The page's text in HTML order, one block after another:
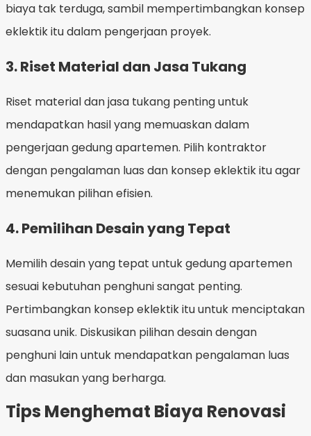
biaya tak terduga, sambil mempertimbangkan konsep
eklektik itu dalam pengerjaan proyek.
3. Riset Material dan Jasa Tukang
Riset material dan jasa tukang penting untuk
mendapatkan hasil yang memuaskan dalam
pengerjaan gedung apartemen. Pilih kontraktor
dengan pengalaman luas dan konsep eklektik itu agar
menemukan pilihan efisien.
4. Pemilihan Desain yang Tepat
Memilih desain yang tepat untuk gedung apartemen
sesuai kebutuhan penghuni sangat penting.
Pertimbangkan konsep eklektik itu untuk menciptakan
suasana unik. Diskusikan pilihan desain dengan
penghuni lain untuk mendapatkan pengalaman luas
dan masukan yang berharga.
Tips Menghemat Biaya Renovasi